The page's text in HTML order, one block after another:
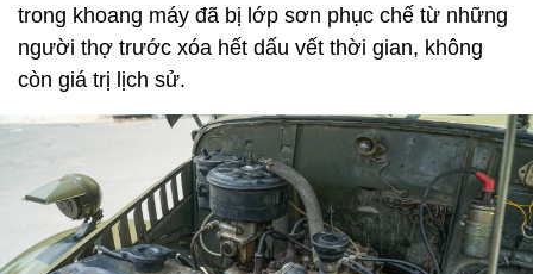
trong khoang máy đã bị lớp sơn phục chế từ những
người thợ trước xóa hết dấu vết thời gian, không
còn giá trị lịch sử.